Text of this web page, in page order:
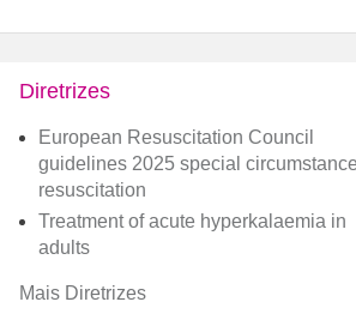
Diretrizes
European Resuscitation Council
guidelines 2025 special
resuscitation
Treatment of acute hyperkalaemia in
adults
Mais Diretrizes